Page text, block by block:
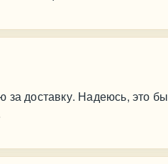
доставку. Надеюсь, это